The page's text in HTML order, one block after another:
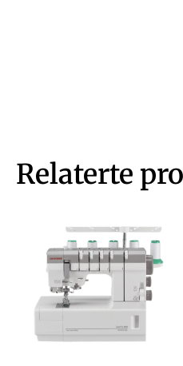
Relaterte